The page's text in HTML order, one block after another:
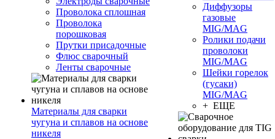
Проволока сплошная
Проволока
порошковая
Прутки присадочные
Флюс сварочный
Ленты сварочные
Материалы для сварки
чугуна и сплавов на основе
никеля
Диффузоры
газовые
MIG/MAG
Ролики подачи
проволоки
MIG/MAG
Шейки горелок
(гусаки)
MIG/MAG
+ ЕЩЕ